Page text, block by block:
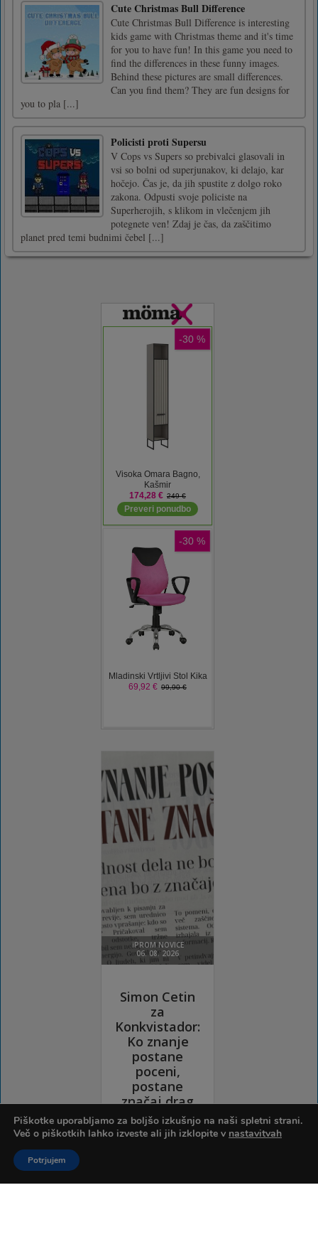
Cute Christmas Bull Difference
Cute Christmas Bull Difference is interesting
kids game with Christmas theme and it's time
for you to have fun! In this game you need to
find the differences in these funny images.
Behind these pictures are small differences.
Can you find them? They are fun designs for
you to pla [...]
Policisti proti Supersu
V Cops vs Supers so prebivalci glasovali in
vsi so bolni od superjunakov, ki delajo, kar
hočejo. Čas je, da jih spustite z dolgo roko
zakona. Odpusti svoje policiste na
Superherojih, s klikom in vlečenjem jih
potegnete ven! Zdaj je čas, da zaščitimo
planet pred temi budnimi čebel [...]
Piškotke uporabljamo za boljšo izkušnjo na naši spletni strani.
Več o piškotkih lahko izveste ali jih izklopite v nastavitvah
Potrjujem